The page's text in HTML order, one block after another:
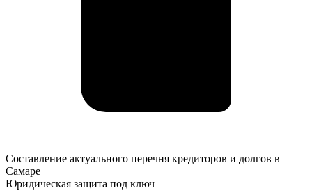
Составление
актуального
перечня
Составление актуального перечня кредиторов и долгов в
Самаре
Юридическая защита под ключ